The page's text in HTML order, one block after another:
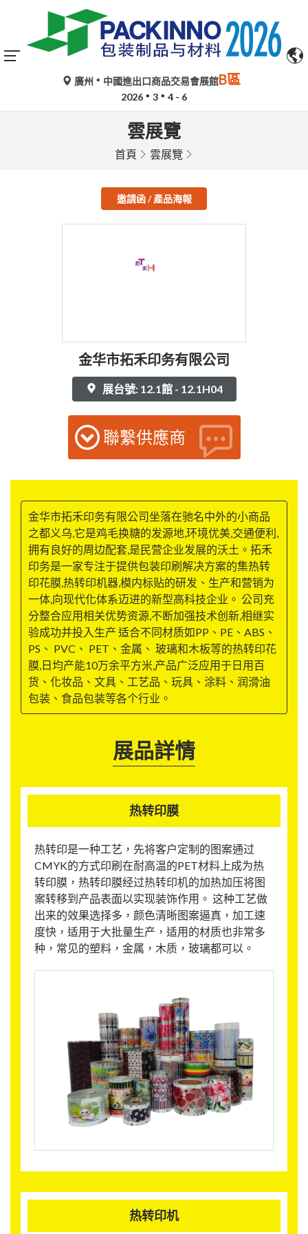
廣州 中國進出口商品交易會展館B區
2026 3 4 - 6
雲展覽
首頁 雲展覽
邀請函 / 產品海報
金华市拓禾印务有限公司
展台號: 12.1館 - 12.1H04
聯繫供應商
金华市拓禾印务有限公司坐落在驰名中外的小商品
之都义乌,它是鸡毛换糖的发源地,环境优美,交通便利,
拥有良好的周边配套,是民营企业发展的沃土。拓禾
印务是一家专注于提供包装印刷解决方案的集热转
印花膜,热转印机器,模内标贴的研发、生产和营销为
一体,向现代化体系迈进的新型高科技企业。 公司充
分整合应用相关优势资源,不断加强技术创新,相继实
验成功并投入生产 适合不同材质如PP、PE、ABS、
PS、 PVC、 PET、金属、 玻璃和木板等的热转印花
膜,日均产能10万余平方米,产品广泛应用于日用百
货、化妆品、文具、工艺品、玩具、涂料、润滑油
包装、食品包装等各个行业。
展品詳情
热转印膜
热转印是一种工艺，先将客户定制的图案通过
CMYK的方式印刷在耐高温的PET材料上成为热
转印膜，热转印膜经过热转印机的加热加压将图
案转移到产品表面以实现装饰作用。 这种工艺做
出来的效果选择多，颜色清晰图案逼真，加工速
度快，适用于大批量生产，适用的材质也非常多
种，常见的塑料，金属，木质，玻璃都可以。
热转印机